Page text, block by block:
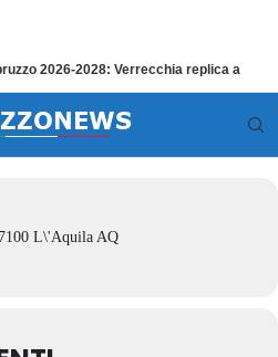
2026-2028: Verrecchia replica a
L\'Aquila AQ